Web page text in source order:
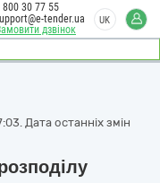
дзвінок
800 30 77 55
tender.ua
UK
Дата останніх змін